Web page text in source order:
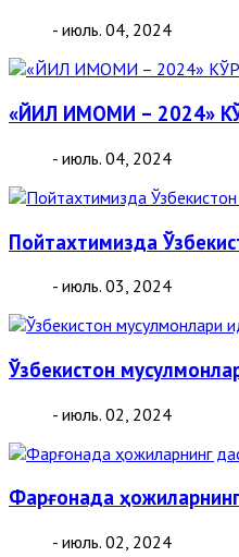
- июль. 04, 2024
«ЙИЛ ИМОМИ – 2024»
- июль. 04, 2024
Пойтахтимизда
- июль. 03, 2024
Ўзбекистон
- июль. 02, 2024
Фарғонада
- июль. 02, 2024